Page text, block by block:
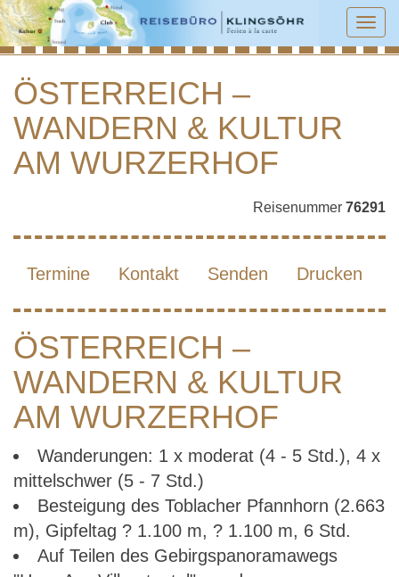
ÖSTERREICH – WANDERN & KULTUR
AM WURZERHOF
ÖSTERREICH –
WANDERN & KULTUR
AM WURZERHOF
Reisenummer 76291
Termine Kontakt Senden Drucken
ÖSTERREICH –
WANDERN & KULTUR
AM WURZERHOF
Wanderungen: 1 x moderat (4 - 5 Std.), 4 x
mittelschwer (5 - 7 Std.)
Besteigung des Toblacher Pfannhorn (2.663
m), Gipfeltag ? 1.100 m, ? 1.100 m, 6 Std.
Auf Teilen des Gebirgspanoramawegs